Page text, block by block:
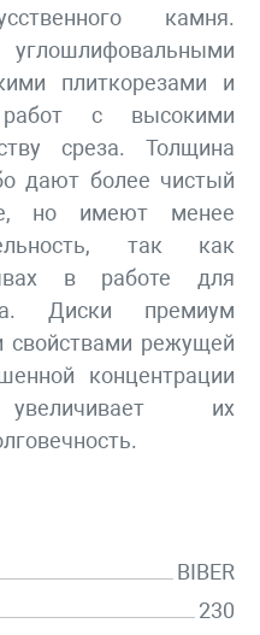
камня.
плиткорезами и
с высокими
среза. Толщина
дают более чистый
но имеют менее
так как
в работе для
Диски премиум
свойствами режущей
концентрации
их
BIBER
230